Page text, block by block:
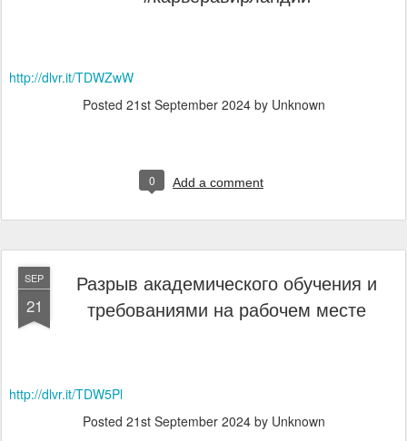
http://dlvr.it/TDWZwW
Posted 21st September 2024by Unknown
0 Add a comment
SEP
21
Разрыв академического обучения и
требованиями на рабочем месте
http://dlvr.it/TDW5Pl
Posted 21st September 2024by Unknown